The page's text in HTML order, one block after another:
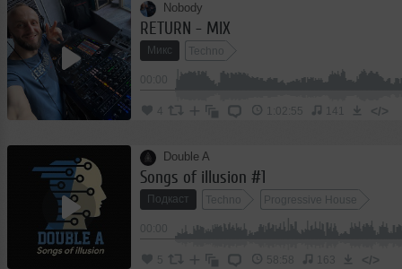
Nobody
RETURN - MIX
Микс Techno
1:02:55 </>
Double A
Songs of illusion #1
Подкаст Techno Progressive House
5 58:58 163 </>